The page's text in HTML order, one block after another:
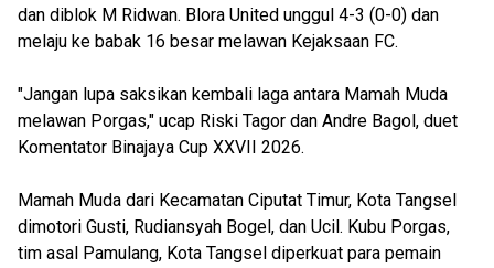
dan diblok M Ridwan. Blora United unggul 4-3 (0-0) dan
melaju ke babak 16 besar melawan Kejaksaan FC.
"Jangan lupa saksikan kembali laga antara Mamah Muda
melawan Porgas," ucap Riski Tagor dan Andre Bagol, duet
Komentator Binajaya Cup XXVII 2026.
Mamah Muda dari Kecamatan Ciputat Timur, Kota Tangsel
dimotori Gusti, Rudiansyah Bogel, dan Ucil. Kubu Porgas,
tim asal Pamulang, Kota Tangsel diperkuat para pemain